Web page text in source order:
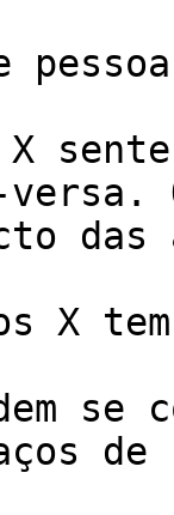
X
versa.
das
X
se
de